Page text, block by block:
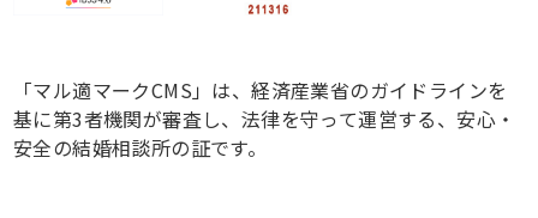
「マル適マークCMS」は、経済産業省のガイドラインを
基に第3者機関が審査し、法律を守って運営する、安心・
安全の結婚相談所の証です。